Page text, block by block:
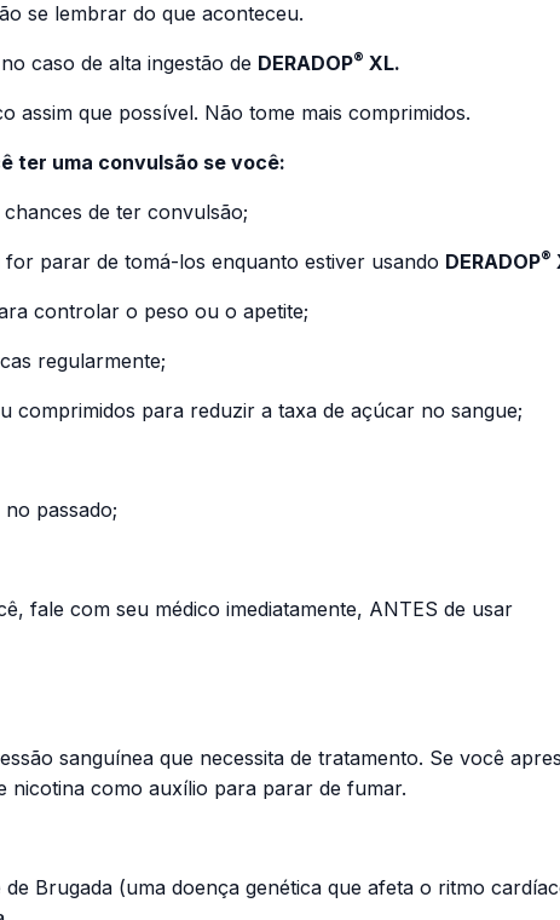
se lembrar do que aconteceu.
caso de alta ingestão de DERADOP® XL.
assim que possível. Não tome mais comprimidos.
ter uma convulsão se você:
de ter convulsão;
parar de tomá-los enquanto estiver usando DERADOP®
controlar o peso ou o apetite;
regularmente;
comprimidos para reduzir a taxa de açúcar no sangue;
passado;
fale com seu médico imediatamente, ANTES de usar
sanguínea que necessita de tratamento. Se você
nicotina como auxílio para parar de fumar.
Brugada (uma doença genética que afeta o ritmo